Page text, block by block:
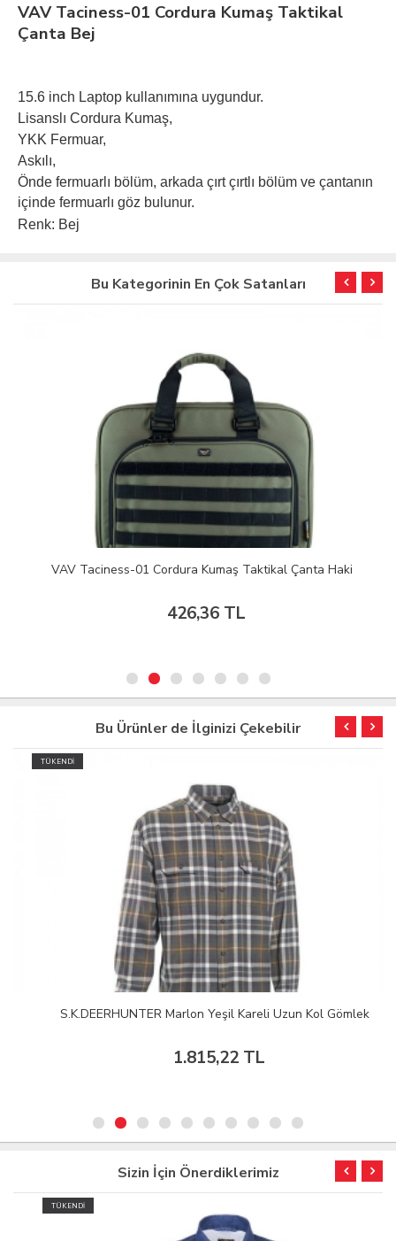
VAV Taciness-01 Cordura Kumaş Taktikal
Çanta Bej
15.6 inch Laptop kullanımına uygundur.
Lisanslı Cordura Kumaş,
YKK Fermuar,
Askılı,
Önde fermuarlı bölüm, arkada çırt çırtlı bölüm ve çantanın
içinde fermuarlı göz bulunur.
Renk: Bej
Bu Kategorinin En Çok Satanları
VAV Taciness-01 Cordura Kumaş Taktikal Çanta Haki
426,36 TL
Bu Ürünler de İlginizi Çekebilir
TÜKENDİ
S.K.DEERHUNTER Marlon Yeşil Kareli Uzun Kol Gömlek
1.815,22 TL
Sizin İçin Önerdiklerimiz
TÜKENDİ